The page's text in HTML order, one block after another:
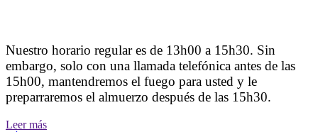
Nuestro horario regular es de 13h00 a 15h30. Sin
embargo, solo con una llamada telefónica antes de las
15h00, mantendremos el fuego para usted y le
preparraremos el almuerzo después de las 15h30.
Leer más